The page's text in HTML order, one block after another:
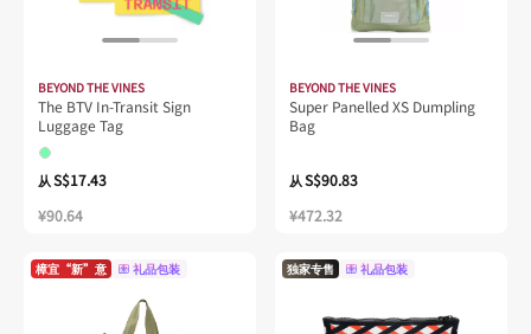
BEYOND THE VINES
The BTV In-Transit Sign
Luggage Tag
从S$17.43
¥90.64
BEYOND THE VINES
Super Panelled XS Dumpling
Bag
从S$90.83
¥472.32
樟宜“新”意 礼品包装 独家专售 礼品包装